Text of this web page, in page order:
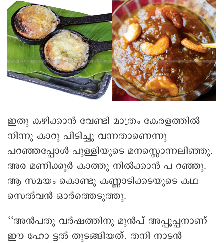
ഇതു കഴിക്കാൻ വേണ്ടി മാത്രം കേരളത്തിൽ
നിന്നു കാറു പിടിച്ചു വന്നതാണെന്നു
പറഞ്ഞപ്പോൾ പുള്ളിയുടെ മനസ്സൊന്നലിഞ്ഞു.
അര മണിക്കൂർ കാത്തു നിൽക്കാൻ പ റ‍ഞ്ഞു.
ആ സമയം കൊണ്ടു കണ്ണാടിക്കടയുടെ കഥ
സെൽവൻ ഒാർത്തെടുത്തു.
‘‘അൻപതു വർഷത്തിനു മുൻപ് അപ്പൂപ്പനാണ്
ഈ ഹോ ട്ടൽ തുടങ്ങിയത്. തനി നാടൻ